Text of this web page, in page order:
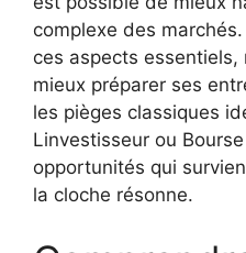
complexe des
ces aspects
mieux préparer ses
les pièges classiques
Linvestisseur ou
opportunités qui
la cloche résonne.